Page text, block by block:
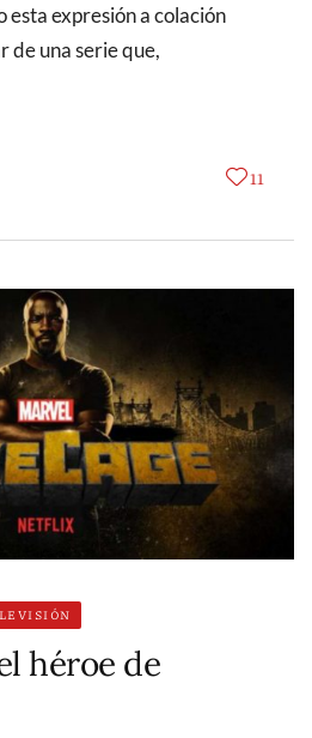
esta expresión a colación
de una serie que,
11
héroe de